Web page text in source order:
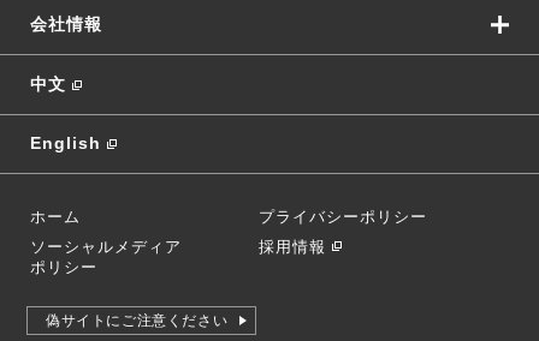
会社情報
中文
English
ホーム
プライバシーポリシー
ソーシャルメディア
ポリシー
採用情報
偽サイトにご注意ください